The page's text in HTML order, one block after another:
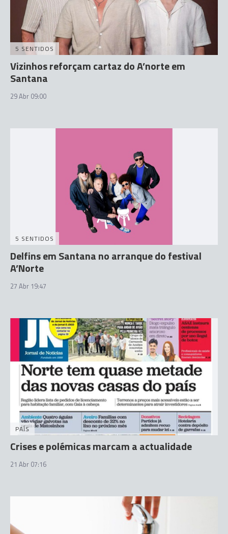
5 SENTIDOS
Vizinhos reforçam cartaz do A’norte em
Santana
29 Abr 09:00
5 SENTIDOS
Delfins em Santana no arranque do festival
A’Norte
27 Abr 19:47
PAÍS
Crises e polémicas marcam a actualidade
21 Abr 07:16